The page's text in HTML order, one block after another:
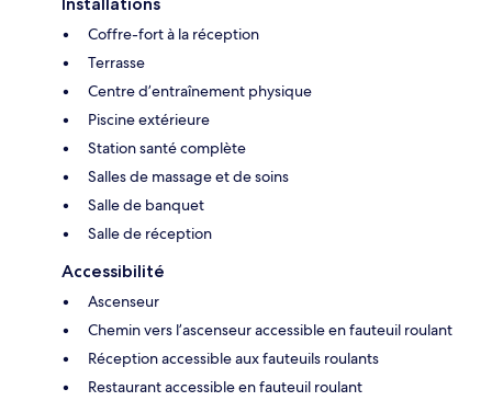
Coffre-fort à la réception
Terrasse
Centre d’entraînement physique
Piscine extérieure
Station santé complète
Salles de massage et de soins
Salle de banquet
Salle de réception
Accessibilité
Ascenseur
Chemin vers l’ascenseur accessible en fauteuil roulant
Réception accessible aux fauteuils roulants
Restaurant accessible en fauteuil roulant